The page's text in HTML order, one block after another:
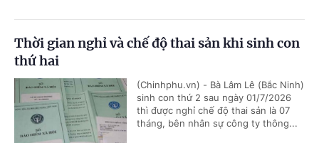
Thời gian nghỉ và chế độ thai sản khi sinh con
thứ hai
(Chinhphu.vn) - Bà Lâm Lê (Bắc Ninh)
sinh con thứ 2 sau ngày 01/7/2026
thì được nghỉ chế độ thai sản là 07
tháng, bên nhân sự công ty thông...